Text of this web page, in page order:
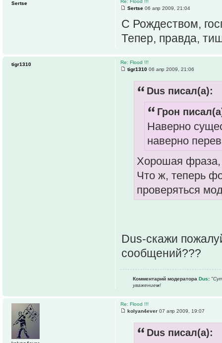
Re: Flood !!!
Sertse 06 апр 2009, 21:04
С Рождеством,
Тепер, правда,
Sertse
Re: Flood !!!
tigr1310 06 апр 2009, 21:06
Dus писал(а):
Грон
Наверно
наверно
Хорошая
Что ж, теперь
проверяться
Dus-скажи
сообщений???
Комментарий модератора Dus:
уважением!
tigr1310
Re: Flood !!!
kolyan4ever 07 апр 2009, 19:07
Dus писал(а):